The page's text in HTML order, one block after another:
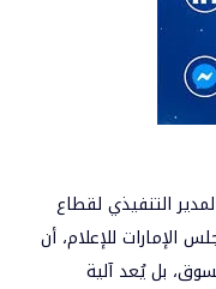
التنفيذي لقطاع
الإمارات للإعلام، أن
بل يُعدآلية